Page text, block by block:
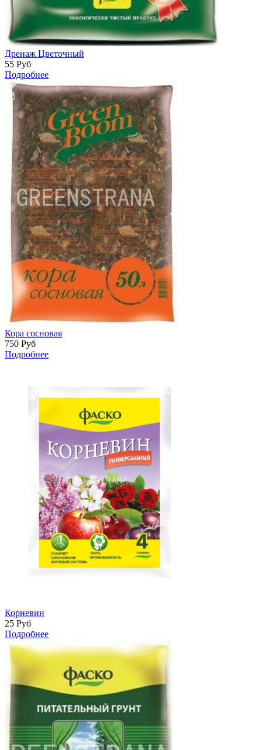
Дренаж Цветочный
55 Руб
Подробнее
Кора сосновая
750 Руб
Подробнее
Корневин
25 Руб
Подробнее